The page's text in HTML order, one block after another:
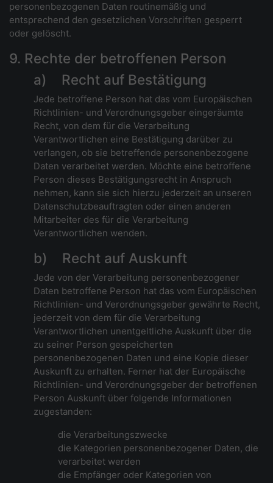
personenbezogenen Daten routinemäßig und
entsprechend den gesetzlichen Vorschriften gesperrt
oder gelöscht.
9. Rechte der betroffenen Person
a) Recht auf Bestätigung
Jede betroffene Person hat das vom Europäischen
Richtlinien- und Verordnungsgeber eingeräumte
Recht, von dem für die Verarbeitung
Verantwortlichen eine Bestätigung darüber zu
verlangen, ob sie betreffende personenbezogene
Daten verarbeitet werden. Möchte eine betroffene
Person dieses Bestätigungsrecht in Anspruch
nehmen, kann sie sich hierzu jederzeit an unseren
Datenschutzbeauftragten oder einen anderen
Mitarbeiter des für die Verarbeitung
Verantwortlichen wenden.
b) Recht auf Auskunft
Jede von der Verarbeitung personenbezogener
Daten betroffene Person hat das vom Europäischen
Richtlinien- und Verordnungsgeber gewährte Recht,
jederzeit von dem für die Verarbeitung
Verantwortlichen unentgeltliche Auskunft über die
zu seiner Person gespeicherten
personenbezogenen Daten und eine Kopie dieser
Auskunft zu erhalten. Ferner hat der Europäische
Richtlinien- und Verordnungsgeber der betroffenen
Person Auskunft über folgende Informationen
zugestanden:
die Verarbeitungszwecke
die Kategorien personenbezogener Daten, die
verarbeitet werden
die Empfänger oder Kategorien von